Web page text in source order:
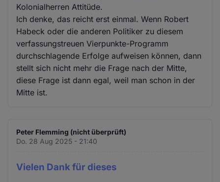
Kolonialherren Attitüde.
Ich denke, das reicht erst einmal. Wenn Robert
Habeck oder die anderen Politiker zu diesem
verfassungstreuen Vierpunkte-Programm
durchschlagende Erfolge aufweisen können, dann
stellt sich nicht mehr die Frage nach der Mitte,
diese Frage ist dann egal, weil man schon in der
Mitte ist.
Peter Flemming (nicht überprüft)
Do. 28 Aug 2025 - 21:40
Vielen Dank für dieses